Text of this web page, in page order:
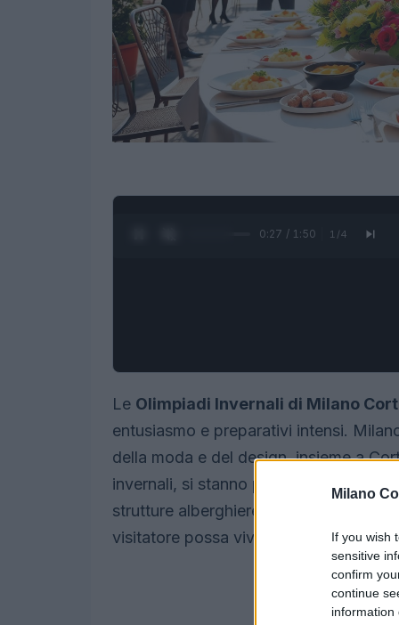
Milano
If you wish
sensitive
confirm
continue
information
0:28 / 1:50 1 /4
Le Olimpiadi Invernali di Milano
entusiasmo e preparativi intensi.
della moda e del design, insieme a
invernali, si stanno preparando per
strutture alberghiere e i ristoratori
visitatore possa vivere un’esperienza